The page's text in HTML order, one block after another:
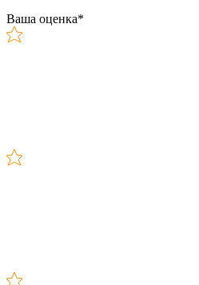
Ваша оценка*